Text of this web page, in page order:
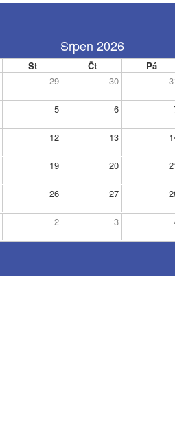
Srpen 2026
St Čt Pá
29 30
5 6
12 13
19 20
26 27
2 3